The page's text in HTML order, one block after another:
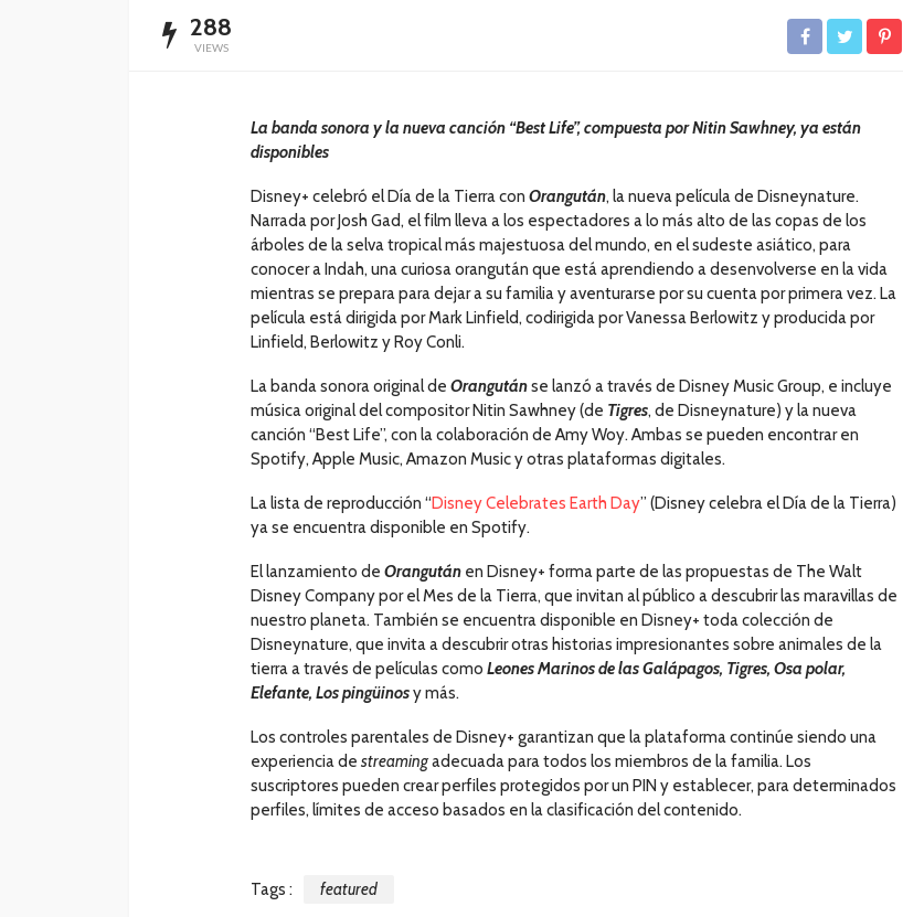
288
VIEWS
La banda sonora y la nueva canción “Best Life”, compuesta por Nitin Sawhney, ya están
disponibles
Disney+ celebró el Día de la Tierra con Orangután, la nueva película de Disneynature.
Narrada por Josh Gad, el film lleva a los espectadores a lo más alto de las copas de los
árboles de la selva tropical más majestuosa del mundo, en el sudeste asiático, para
conocer a Indah, una curiosa orangután que está aprendiendo a desenvolverse en la vida
mientras se prepara para dejar a su familia y aventurarse por su cuenta por primera vez. La
película está dirigida por Mark Linfield, codirigida por Vanessa Berlowitz y producida por
Linfield, Berlowitz y Roy Conli.
La banda sonora original de Orangutánse lanzó a través de Disney Music Group, e incluye
música original del compositor Nitin Sawhney (de Tigres, de Disneynature) y la nueva
canción “Best Life”, con la colaboración de Amy Woy. Ambas se pueden encontrar en
Spotify, Apple Music, Amazon Music y otras plataformas digitales.
La lista de reproducción “Disney Celebrates Earth Day” (Disney celebra el Día de la Tierra)
ya se encuentra disponible en Spotify.
El lanzamiento de Orangután en Disney+ forma parte de las propuestas de The Walt
Disney Company por el Mes de la Tierra, que invitan al público a descubrir las maravillas de
nuestro planeta. También se encuentra disponible en Disney+ toda colección de
Disneynature, que invita a descubrir otras historias impresionantes sobre animales de la
tierra a través de películas como Leones Marinos de las Galápagos, Tigres, Osa polar,
Elefante, Los pingüinosy más.
Los controles parentales de Disney+ garantizan que la plataforma continúe siendo una
experiencia de streamingadecuada para todos los miembros de la familia. Los
suscriptores pueden crear perfiles protegidos por un PIN y establecer, para determinados
perfiles, límites de acceso basados en la clasificación del contenido.
Tags : featured